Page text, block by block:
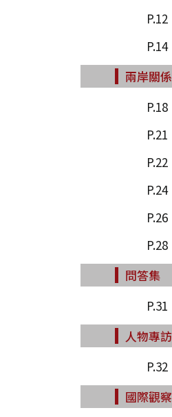
P.12
P.14
兩岸關係
P.18
P.21
P.22
P.24
P.26
P.28
問答集
P.31
人物專訪
P.32
國際觀察